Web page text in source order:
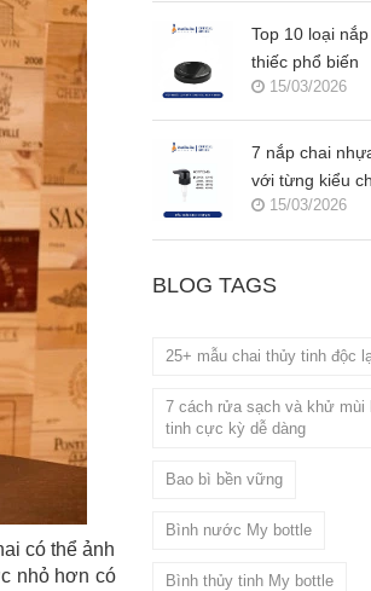
có thể ảnh
nhỏ hơn có
Top 10 loại
thiếc phổ biến
15/03/2026
7 nắp chai
với từng kiểu
15/03/2026
BLOG TAGS
25+ mẫu chai thủy tinh độc
7 cách rửa sạch và khử mùi
tinh cực kỳ dễ dàng
Bao bì bền vững
Bình nước My bottle
Bình thủy tinh My bottle